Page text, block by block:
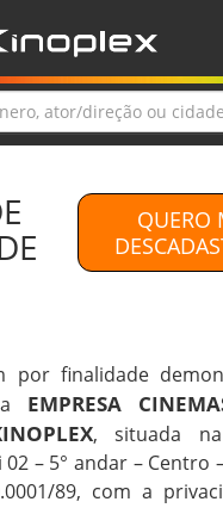
QUERO
por finalidade
EMPRESA
, situada
– 5° andar – Centro
89, com a